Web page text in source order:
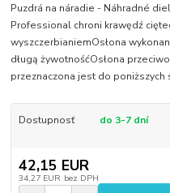
Puzdrá na náradie - Náhradné
Professional chroni krawędź
wyszczerbianiemOsłona
długą żywotnośćOsłona
przeznaczona jest do poniższych
Dostupnosť do 3-7 dní
42,15 EUR
34,27 EUR bez DPH